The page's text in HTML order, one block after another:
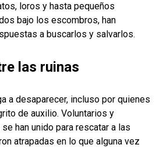
loros y hasta pequeños
bajo los escombros, han
a buscarlos y salvarlos.
las ruinas
a desaparecer, incluso por quienes
de auxilio. Voluntarios y
han unido para rescatar a las
atrapadas en lo que alguna vez